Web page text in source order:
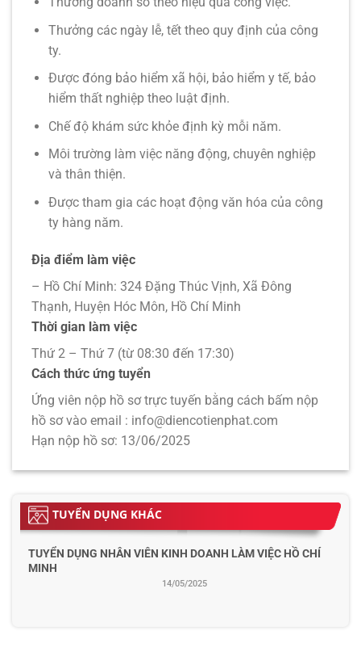
Thưởng các ngày lễ, tết theo quy định của công
ty.
Được đóng bảo hiểm xã hội, bảo hiểm y tế, bảo
hiểm thất nghiệp theo luật định.
Chế độ khám sức khỏe định kỳ mỗi năm.
Môi trường làm việc năng động, chuyên nghiệp
và thân thiện.
Được tham gia các hoạt động văn hóa của công
ty hàng năm.
Địa điểm làm việc
– Hồ Chí Minh: 324 Đặng Thúc Vịnh, Xã Đông
Thạnh, Huyện Hóc Môn, Hồ Chí Minh
Thời gian làm việc
Thứ 2 – Thứ 7 (từ 08:30 đến 17:30)
Cách thức ứng tuyển
Ứng viên nộp hồ sơ trực tuyến bằng cách bấm nộp
hồ sơ vào email : info@diencotienphat.com
Hạn nộp hồ sơ: 13/06/2025
TUYỂN DỤNG KHÁC
TUYỂN DỤNG NHÂN VIÊN KINH DOANH LÀM VIỆC HỒ CHÍ
MINH
14/05/2025